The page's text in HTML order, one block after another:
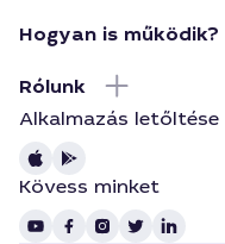
Hogyan is működik?
Rólunk
Alkalmazás letőltése
Kövess minket